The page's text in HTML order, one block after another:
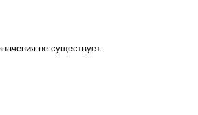
не существует.